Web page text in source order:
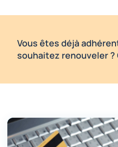
Vous êtes déjà
souhaitez renouveler ?